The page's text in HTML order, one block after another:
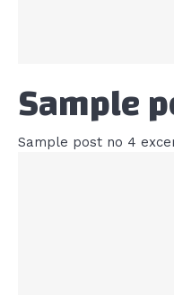
Sample
Sample post no 4